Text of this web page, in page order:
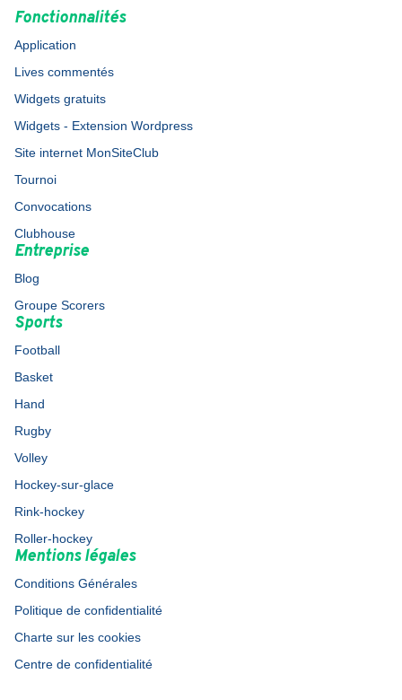
Fonctionnalités
Application
Lives commentés
Widgets gratuits
Widgets - Extension Wordpress
Site internet MonSiteClub
Tournoi
Convocations
Clubhouse
Entreprise
Blog
Groupe Scorers
Sports
Football
Basket
Hand
Rugby
Volley
Hockey-sur-glace
Rink-hockey
Roller-hockey
Mentions légales
Conditions Générales
Politique de confidentialité
Charte sur les cookies
Centre de confidentialité